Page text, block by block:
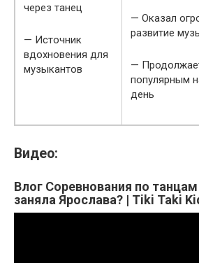
через танец
— Источник
вдохновения для
музыкантов
— Оказал
развитие
—
популярным
день
Видео:
Влог Соревнования по
заняла Ярослава? | Tiki Taki